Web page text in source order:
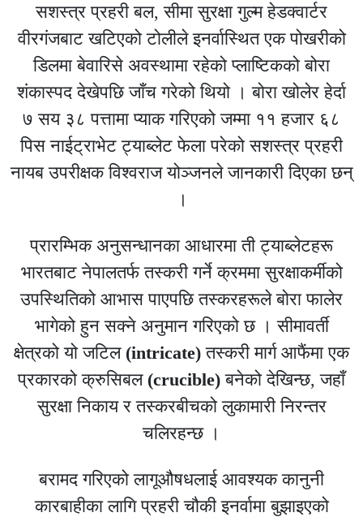
सशस्त्र प्रहरी बल, सीमा सुरक्षा गुल्म हेडक्वार्टर
वीरगंजबाट खटिएको टोलीले इनर्वास्थित एक पोखरीको
डिलमा बेवारिसे अवस्थामा रहेको प्लाष्टिकको बोरा
शंकास्पद देखेपछि जाँच गरेको थियो । बोरा खोलेर हेर्दा
७ सय ३८ पत्तामा प्याक गरिएको जम्मा ११ हजार ६८
पिस नाईट्राभेट ट्याब्लेट फेला परेको सशस्त्र प्रहरी
नायब उपरीक्षक विश्वराज योञ्जनले जानकारी दिएका छन्
।
प्रारम्भिक अनुसन्धानका आधारमा ती ट्याब्लेटहरू
भारतबाट नेपालतर्फ तस्करी गर्ने क्रममा सुरक्षाकर्मीको
उपस्थितिको आभास पाएपछि तस्करहरूले बोरा फालेर
भागेको हुन सक्ने अनुमान गरिएको छ । सीमावर्ती
क्षेत्रको यो जटिल (intricate) तस्करी मार्ग आफैंमा एक
प्रकारको क्रुसिबल (crucible) बनेको देखिन्छ, जहाँ
सुरक्षा निकाय र तस्करबीचको लुकामारी निरन्तर
चलिरहन्छ ।
बरामद गरिएको लागूऔषधलाई आवश्यक कानुनी
कारबाहीका लागि प्रहरी चौकी इनर्वामा बुझाइएको